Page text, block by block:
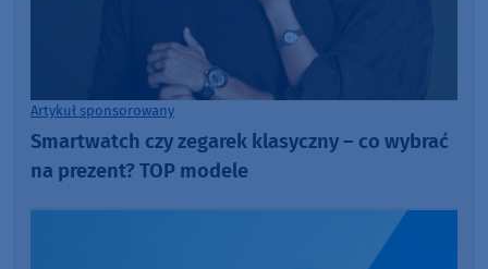
Artykuł sponsorowany
Smartwatch czy zegarek klasyczny – co wybrać
na prezent? TOP modele